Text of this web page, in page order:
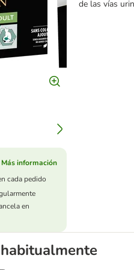
de las vías
Más información
cada pedido
en